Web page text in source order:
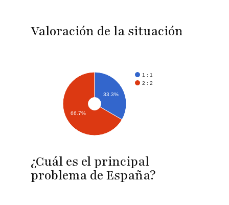
Valoración de la situación
1 : 1
2 : 2
33.3%
66.7%
¿Cuál es el principal
problema de España?